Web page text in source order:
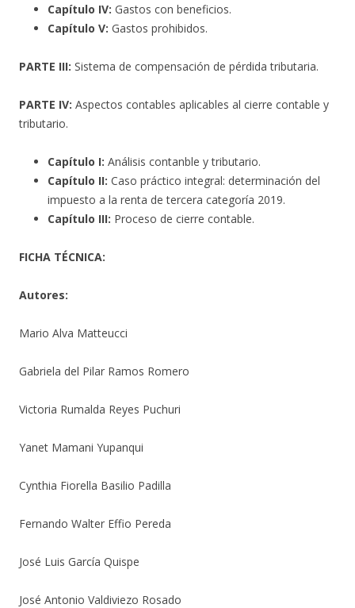
Capítulo IV: Gastos con beneficios.
Capítulo V: Gastos prohibidos.
PARTE III: Sistema de compensación de pérdida tributaria.
PARTE IV: Aspectos contables aplicables al cierre contable y
tributario.
Capítulo I: Análisis contanble y tributario.
Capítulo II: Caso práctico integral: determinación del
impuesto a la renta de tercera categoría 2019.
Capítulo III: Proceso de cierre contable.
FICHA TÉCNICA:
Autores:
Mario Alva Matteucci
Gabriela del Pilar Ramos Romero
Victoria Rumalda Reyes Puchuri
Yanet Mamani Yupanqui
Cynthia Fiorella Basilio Padilla
Fernando Walter Effio Pereda
José Luis García Quispe
José Antonio Valdiviezo Rosado